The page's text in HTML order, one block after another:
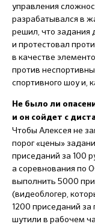
управления
разрабатывался в
решил, что
и протестовал
в качестве
против
спортивного шоу и,
Не было ли
и он сойдет с
Чтобы Алексея не
порог «цены»
приседаний за 100
а соревнования по
выполнить 5000
(видеоблогер,
1200 приседаний
шутили в рабочем